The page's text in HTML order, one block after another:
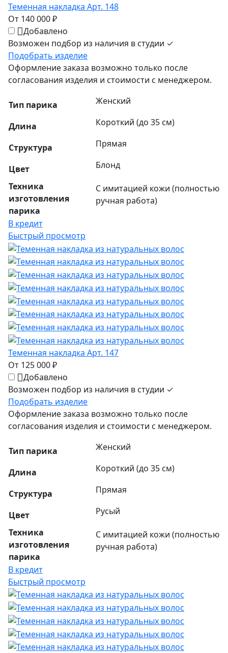
Теменная накладка Арт. 148
От 140 000 ₽
Добавлено
Возможен подбор из наличия в студии ✓
Подобрать изделие
Оформление заказа возможно только после
согласования изделия и стоимости с менеджером.
Тип парика Женский
Длина Короткий (до 35 см)
Структура Прямая
Цвет
Блонд
Техника
изготовления
парика
С имитацией кожи (полностью
ручная работа)
В кредит
Быстрый просмотр
Теменная накладка Арт. 147
От 125 000 ₽
Добавлено
Возможен подбор из наличия в студии ✓
Подобрать изделие
Оформление заказа возможно только после
согласования изделия и стоимости с менеджером.
Тип парика Женский
Длина Короткий (до 35 см)
Структура Прямая
Цвет
Русый
Техника
изготовления
парика
С имитацией кожи (полностью
ручная работа)
В кредит
Быстрый просмотр